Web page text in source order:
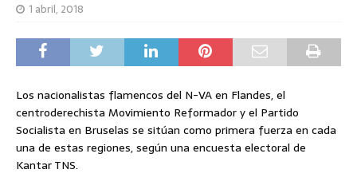
1 abril, 2018
Los nacionalistas flamencos del N-VA en Flandes, el
centroderechista Movimiento Reformador y el Partido
Socialista en Bruselas se sitúan como primera fuerza en cada
una de estas regiones, según una encuesta electoral de
Kantar TNS.